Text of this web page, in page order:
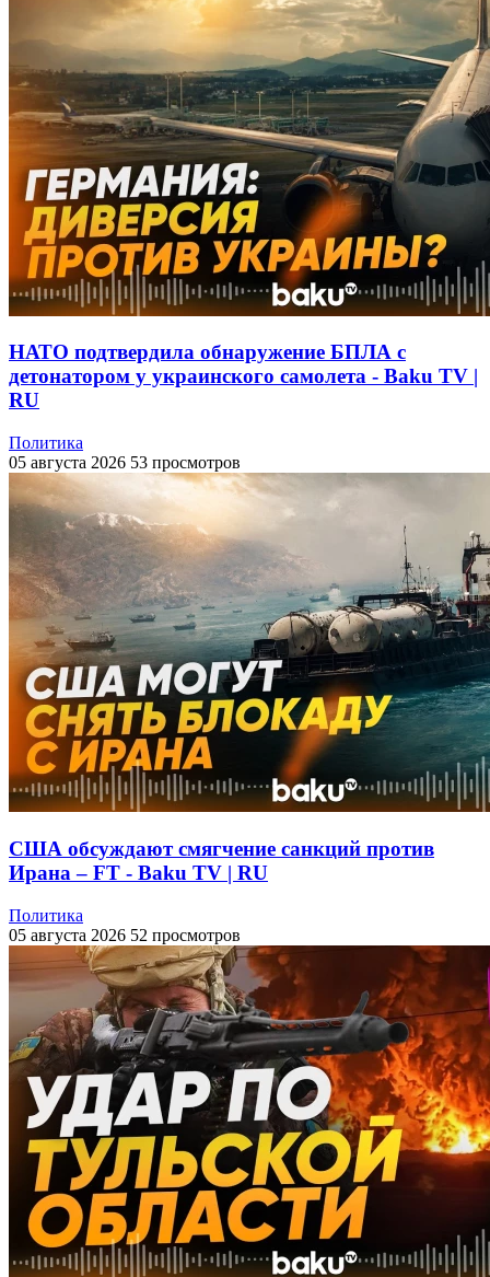
НАТО подтвердила обнаружение БПЛА с
детонатором у украинского самолета - Baku TV |
RU
Политика
05 августа 2026 53 просмотров
США обсуждают смягчение санкций против
Ирана – FT - Baku TV | RU
Политика
05 августа 2026 52 просмотров